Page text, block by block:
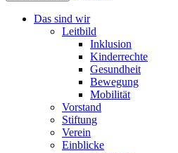
Das sind wir
Leitbild
Inklusion
Kinderrechte
Gesundheit
Bewegung
Mobilität
Vorstand
Stiftung
Verein
Einblicke